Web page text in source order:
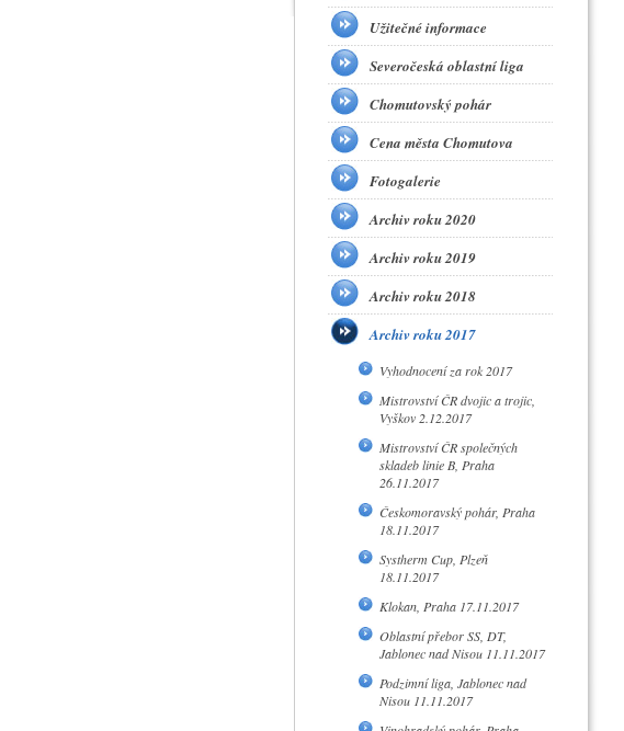
Užitečné informace
Severočeská oblastní liga
Chomutovský pohár
Cena města Chomutova
Fotogalerie
Archiv roku 2020
Archiv roku 2019
Archiv roku 2018
Archiv roku 2017
Vyhodnocení za rok 2017
Mistrovství ČR dvojic a trojic,
Vyškov 2.12.2017
Mistrovství ČR společných
skladeb linie B, Praha
26.11.2017
Českomoravský pohár, Praha
18.11.2017
Systherm Cup, Plzeň
18.11.2017
Klokan, Praha 17.11.2017
Oblastní přebor SS, DT,
Jablonec nad Nisou 11.11.2017
Podzimní liga, Jablonec nad
Nisou 11.11.2017